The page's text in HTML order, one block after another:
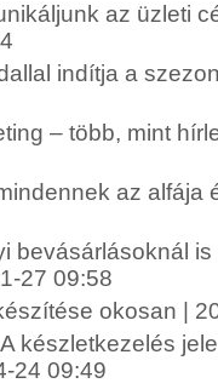
az üzleti
indítja a
– több, mint
az alfája
bevásárlásoknál
27 09:58
okosan |
készletkezelés
24 09:49